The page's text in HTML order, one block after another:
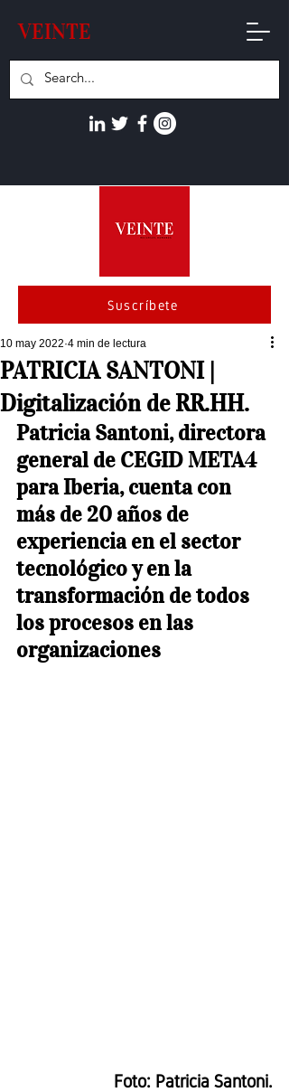
VEINTE
Suscríbete
PATRICIA SANTONI |
Digitalización de RR.HH.
10 may 2022 4 min de lectura
Patricia Santoni, directora
general de CEGID META4
para Iberia, cuenta con
más de 20 años de
experiencia en el sector
tecnológico y en la
transformación de todos
los procesos en las
organizaciones
Foto: Patricia Santoni.